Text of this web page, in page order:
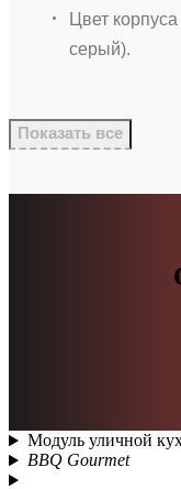
Цвет
серый).
Показать все
Модуль уличной
BBQ Gourmet